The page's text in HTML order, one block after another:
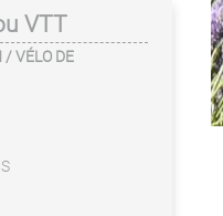
VTT
/ VÉLO DE